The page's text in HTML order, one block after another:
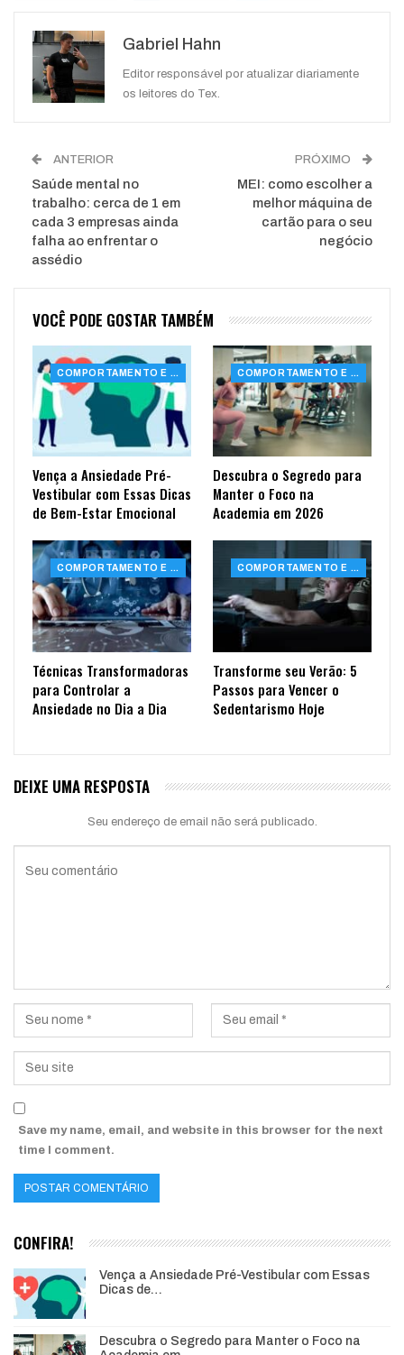
WhatsApp
Gabriel Hahn
Editor responsável por atualizar diariamente
os leitores do Tex.
ANTERIOR
Saúde mental no
trabalho: cerca de 1 em
cada 3 empresas ainda
falha ao enfrentar o
assédio
PRÓXIMO
MEI: como escolher a
melhor máquina de
cartão para o seu
negócio
VOCÊ PODE GOSTAR TAMBÉM
COMPORTAMENTO E SAÚDE
Vença a Ansiedade Pré-
Vestibular com Essas Dicas
de Bem-Estar Emocional
COMPORTAMENTO E SAÚDE
Descubra o Segredo para
Manter o Foco na
Academia em 2026
COMPORTAMENTO E SAÚDE
Técnicas Transformadoras
para Controlar a
Ansiedade no Dia a Dia
COMPORTAMENTO E SAÚDE
Transforme seu Verão: 5
Passos para Vencer o
Sedentarismo Hoje
DEIXE UMA RESPOSTA
Seu endereço de email não será publicado.
Save my name, email, and website in this browser for the next
time I comment.
CONFIRA!
Vença a Ansiedade Pré-Vestibular com Essas
Dicas de…
Descubra o Segredo para Manter o Foco na